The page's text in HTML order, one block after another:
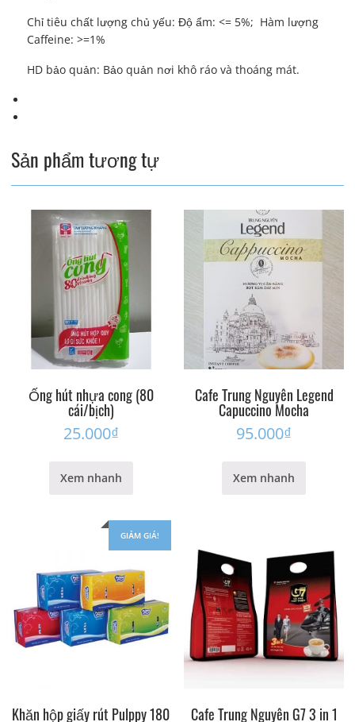
Chỉ tiêu chất lượng chủ yếu: Độ ẩm: <= 5%; Hàm lượng
Caffeine: >=1%
HD bảo quản: Bảo quản nơi khô ráo và thoáng mát.
Sản phẩm tương tự
Ống hút nhựa cong (80
cái/bịch)
25.000₫
Xem nhanh
Cafe Trung Nguyên Legend
Capuccino Mocha
95.000₫
Xem nhanh
GIẢM GIÁ!
Khăn hộp giấy rút Pulppy 180 Cafe Trung Nguyên G7 3 in 1